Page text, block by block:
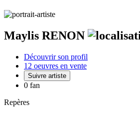
Maylis RENON
Découvrir son profil
12 oeuvres en vente
Suivre artiste
0 fan
Repères